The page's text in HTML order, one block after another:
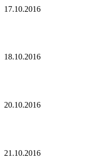
17.10.2016
18.10.2016
20.10.2016
21.10.2016